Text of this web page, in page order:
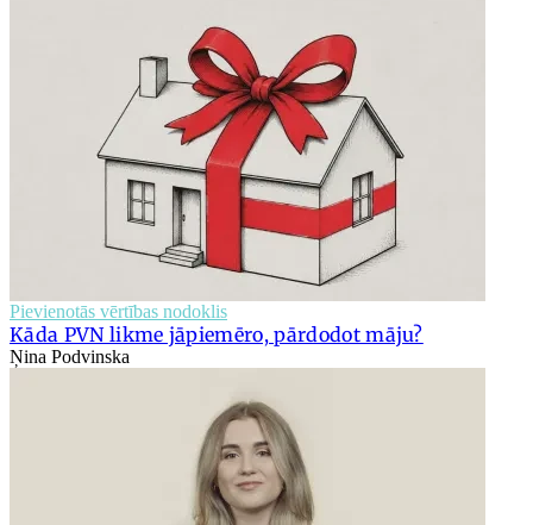
Pievienotās vērtības nodoklis
Kāda PVN likme jāpiemēro, pārdodot māju?
Ņina Podvinska